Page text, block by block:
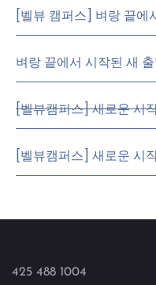
[벨뷰 캠퍼스] 벼랑 끝에
벼랑 끝에서 시작된 새
[벨뷰캠퍼스] 새로운 시
[벨뷰캠퍼스] 새로운 시
425 488 1004